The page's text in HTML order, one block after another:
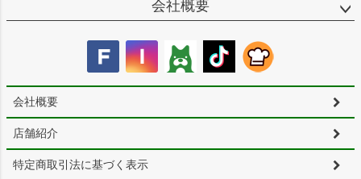
会社概要
会社概要
店舗紹介
特定商取引法に基づく表示